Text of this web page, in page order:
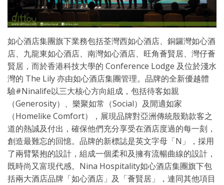
如心酒店集團旗下業務包括荃灣西如心酒店、銅鑼灣如心酒
店、九龍東如心酒店、南灣如心酒店、旺角薈賢居、灣仔薈
賢居，而於香港科技大學的 Conference Lodge 及位於淺水
灣的 The Lily 亦由如心酒店集團管理。品牌的全新優越體
驗#Ninalife以三大核心方向組成，包括待客如親
（Generosity）、樂聚如常（Social）及閒適如家
（Homelike Comfort），展現品牌對亞洲傳統殷勤款客之
道的熱誠及付出，確保他們充分享受在酒店度過的每一刻，
創造最難忘的回憶。品牌的新標誌是英文字母「N」，採用
了兩臂緊抱的設計，組成一個柔和及擁有流暢曲線的設計，
既時尚又富現代感。Nina Hospitality如心酒店集團旗下包
括兩大酒店品牌「如心酒店」及「薈賢居」，連同其他項目